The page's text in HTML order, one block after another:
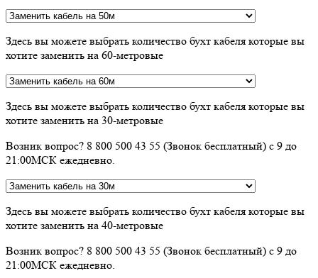
Здесь вы можете выбрать количество бухт кабеля которые вы
хотите заменить на 60-метровые
Здесь вы можете выбрать количество бухт кабеля которые вы
хотите заменить на 30-метровые
Возник вопрос? 8 800 500 43 55 (Звонок бесплатный) с 9 до
21:00МСК ежедневно.
Здесь вы можете выбрать количество бухт кабеля которые вы
хотите заменить на 40-метровые
Возник вопрос? 8 800 500 43 55 (Звонок бесплатный) с 9 до
21:00МСК ежедневно.